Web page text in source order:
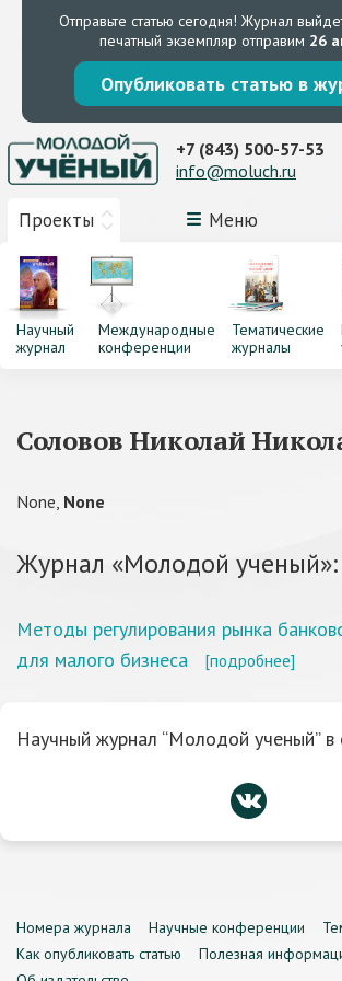
Отправьте статью сегодня! Журнал
печатный экземпляр отправим 26
Опубликовать статью в
Проекты Меню
+7 (843) 500-57-53
info@moluch.ru
Научный
журнал
Международные
конференции
Тематические
журналы
Соловов Николай
None, None
Журнал «Молодой ученый»:
Методы регулирования рынка
для малого бизнеса
[подробнее]
Научный журнал “Молодой ученый” в
Номера журнала Научные конференции
Как опубликовать статью
Полезная